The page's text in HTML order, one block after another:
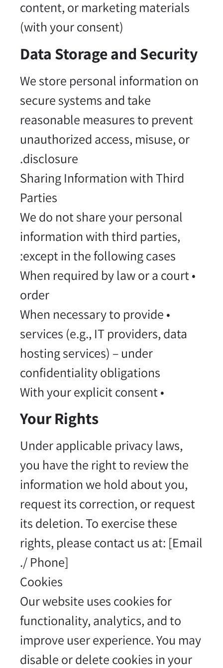
content, or marketing materials
(with your consent)
Data Storage and Security
We store personal information on
secure systems and take
reasonable measures to prevent
unauthorized access, misuse, or
disclosure.
Sharing Information with Third
Parties
We do not share your personal
information with third parties,
except in the following cases:
• When required by law or a court
order
• When necessary to provide
services (e.g., IT providers, data
hosting services) – under
confidentiality obligations
• With your explicit consent
Your Rights
Under applicable privacy laws,
you have the right to review the
information we hold about you,
request its correction, or request
its deletion. To exercise these
rights, please contact us at: [Email
/ Phone].
Cookies
Our website uses cookies for
functionality, analytics, and to
improve user experience. You may
disable or delete cookies in your